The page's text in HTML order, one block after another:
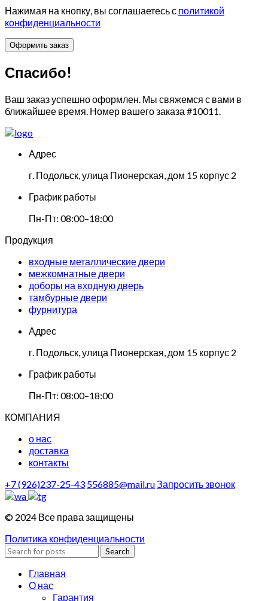
Нажимая на кнопку, вы соглашаетесь с политикой
конфиденциальности
Спасибо!
Ваш заказ успешно оформлен. Мы свяжемся с вами в
ближайшее время. Номер вашего заказа #10011.
Адрес
г. Подольск, улица Пионерская, дом 15 корпус 2
График работы
Пн-Пт: 08:00–18:00
Продукция
входные металлические двери
межкомнатные двери
доборы на входную дверь
тамбурные двери
фурнитура
Адрес
г. Подольск, улица Пионерская, дом 15 корпус 2
График работы
Пн-Пт: 08:00–18:00
КОМПАНИЯ
о нас
доставка
контакты
+7 (926)237-25-43 556885@mail.ruЗапросить звонок
© 2024 Все права защищены
Политика конфиденциальности
Search
Главная
О нас
Гарантия